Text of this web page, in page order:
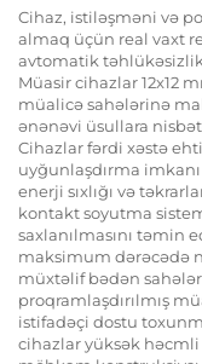
qaldırma və
üçün
çəki itirmə və
nazikləşdirmə
Cihaz, istiləşməni və
almaq üçün real vaxt
avtomatik
Müasir cihazlar 12x12
müalicə sahələrinə
ənənəvi üsullara
Cihazlar fərdi xəstə
uyğunlaşdırma
enerji sıxlığı və
kontakt soyutma
saxlanılmasını təmin
maksimum dərəcədə
müxtəlif bədən
proqramlaşdırılmış
istifadəçi dostu
cihazlar yüksək həcmli